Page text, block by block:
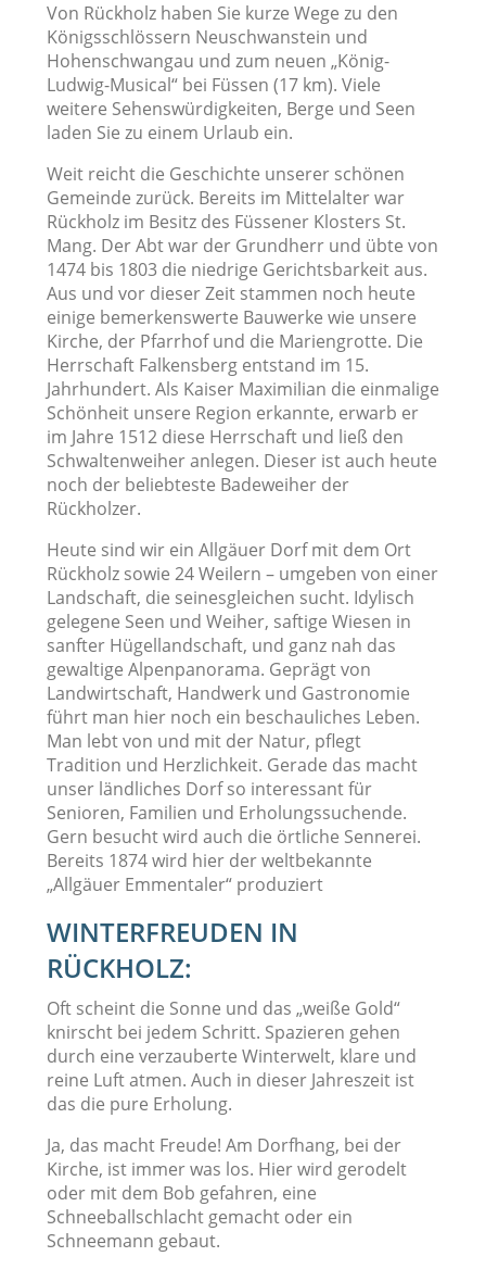
Von Rückholz haben Sie kurze Wege zu den
Königsschlössern Neuschwanstein und
Hohenschwangau und zum neuen „König-
Ludwig-Musical“ bei Füssen (17 km). Viele
weitere Sehenswürdigkeiten, Berge und Seen
laden Sie zu einem Urlaub ein.
Weit reicht die Geschichte unserer schönen
Gemeinde zurück. Bereits im Mittelalter war
Rückholz im Besitz des Füssener Klosters St.
Mang. Der Abt war der Grundherr und übte von
1474 bis 1803 die niedrige Gerichtsbarkeit aus.
Aus und vor dieser Zeit stammen noch heute
einige bemerkenswerte Bauwerke wie unsere
Kirche, der Pfarrhof und die Mariengrotte. Die
Herrschaft Falkensberg entstand im 15.
Jahrhundert. Als Kaiser Maximilian die einmalige
Schönheit unsere Region erkannte, erwarb er
im Jahre 1512 diese Herrschaft und ließ den
Schwaltenweiher anlegen. Dieser ist auch heute
noch der beliebteste Badeweiher der
Rückholzer.
Heute sind wir ein Allgäuer Dorf mit dem Ort
Rückholz sowie 24 Weilern – umgeben von einer
Landschaft, die seinesgleichen sucht. Idylisch
gelegene Seen und Weiher, saftige Wiesen in
sanfter Hügellandschaft, und ganz nah das
gewaltige Alpenpanorama. Geprägt von
Landwirtschaft, Handwerk und Gastronomie
führt man hier noch ein beschauliches Leben.
Man lebt von und mit der Natur, pflegt
Tradition und Herzlichkeit. Gerade das macht
unser ländliches Dorf so interessant für
Senioren, Familien und Erholungssuchende.
Gern besucht wird auch die örtliche Sennerei.
Bereits 1874 wird hier der weltbekannte
„Allgäuer Emmentaler“ produziert
WINTERFREUDEN IN
RÜCKHOLZ:
Oft scheint die Sonne und das „weiße Gold“
knirscht bei jedem Schritt. Spazieren gehen
durch eine verzauberte Winterwelt, klare und
reine Luft atmen. Auch in dieser Jahreszeit ist
das die pure Erholung.
Ja, das macht Freude! Am Dorfhang, bei der
Kirche, ist immer was los. Hier wird gerodelt
oder mit dem Bob gefahren, eine
Schneeballschlacht gemacht oder ein
Schneemann gebaut.